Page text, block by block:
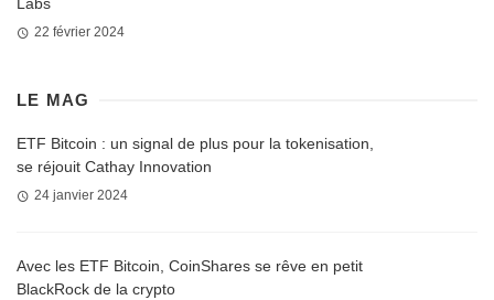
22 février 2024
LE MAG
ETF Bitcoin : un signal de plus pour la tokenisation,
se réjouit Cathay Innovation
24 janvier 2024
Avec les ETF Bitcoin, CoinShares se rêve en petit
BlackRock de la crypto